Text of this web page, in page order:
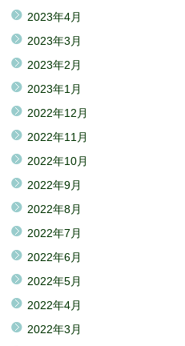
2023年4月
2023年3月
2023年2月
2023年1月
2022年12月
2022年11月
2022年10月
2022年9月
2022年8月
2022年7月
2022年6月
2022年5月
2022年4月
2022年3月